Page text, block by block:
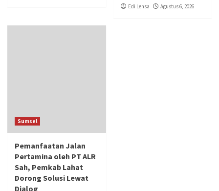
Edi Lensa Agustus 6, 2026
Sumsel
Pemanfaatan Jalan
Pertamina oleh PT ALR
Sah, Pemkab Lahat
Dorong Solusi Lewat
Dialog